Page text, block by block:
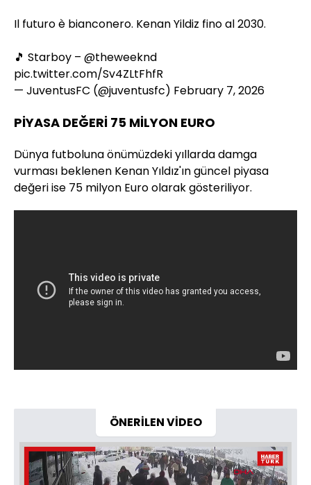
Il futuro è bianconero. Kenan Yildiz fino al 2030.
🎵 Starboy – @theweeknd
pic.twitter.com/Sv4ZLtFhfR
— JuventusFC (@juventusfc) February 7, 2026
PİYASA DEĞERİ 75 MİLYON EURO
Dünya futboluna önümüzdeki yıllarda damga
vurması beklenen Kenan Yıldız'ın güncel piyasa
değeri ise 75 milyon Euro olarak gösteriliyor.
ÖNERİLEN VİDEO